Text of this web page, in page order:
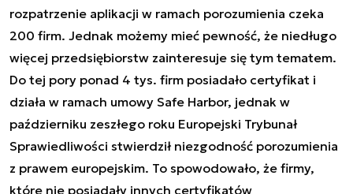
rozpatrzenie aplikacji w ramach porozumienia czeka
200 firm. Jednak możemy mieć pewność, że niedługo
więcej przedsiębiorstw zainteresuje się tym tematem.
Do tej pory ponad 4 tys. firm posiadało certyfikat i
działa w ramach umowy Safe Harbor, jednak w
październiku zeszłego roku Europejski Trybunał
Sprawiedliwości stwierdził niezgodność porozumienia
z prawem europejskim. To spowodowało, że firmy,
które nie posiadały innych certyfikatów